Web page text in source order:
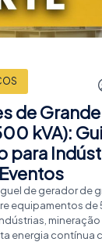
de
kVA):
para
de gerador de
equipamentos de
energia contínua